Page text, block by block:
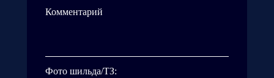
Комментарий
Фото шильда/ТЗ: